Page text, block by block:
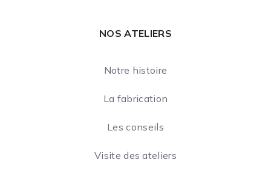
NOS ATELIERS
Notre histoire
La fabrication
Les conseils
Visite des ateliers